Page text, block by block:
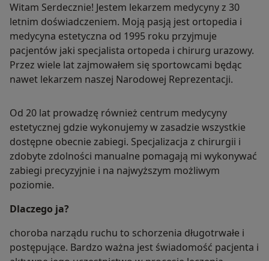
Witam Serdecznie! Jestem lekarzem medycyny z 30
letnim doświadczeniem. Moją pasją jest ortopedia i
medycyna estetyczna od 1995 roku przyjmuje
pacjentów jaki specjalista ortopeda i chirurg urazowy.
Przez wiele lat zajmowałem się sportowcami będąc
nawet lekarzem naszej Narodowej Reprezentacji.
Od 20 lat prowadzę również centrum medycyny
estetycznej gdzie wykonujemy w zasadzie wszystkie
dostępne obecnie zabiegi. Specjalizacja z chirurgii i
zdobyte zdolności manualne pomagają mi wykonywać
zabiegi precyzyjnie i na najwyższym możliwym
poziomie.
Dlaczego ja?
choroba narządu ruchu to schorzenia długotrwałe i
postępujące. Bardzo ważna jest świadomość pacjenta i